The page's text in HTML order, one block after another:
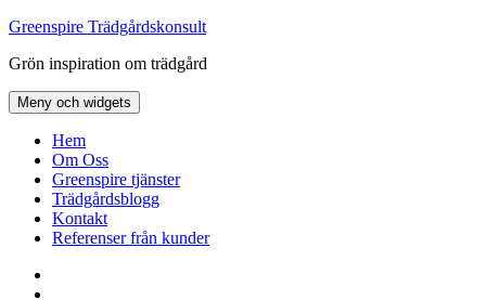
Hoppa
innehåll
Greenspire Trädgårdskonsult
Grön inspiration om trädgård
Meny och widgets
Hem
Om Oss
Greenspire tjänster
Trädgårdsblogg
Kontakt
Referenser från kunder